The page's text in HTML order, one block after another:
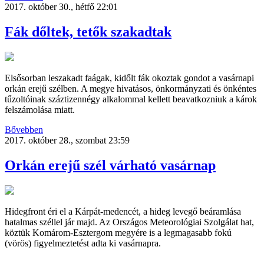
2017. október 30., hétfő 22:01
Fák dőltek, tetők szakadtak
Elsősorban leszakadt faágak, kidőlt fák okoztak gondot a vasárnapi
orkán erejű szélben. A megye hivatásos, önkormányzati és önkéntes
tűzoltóinak száztizennégy alkalommal kellett beavatkozniuk a károk
felszámolása miatt.
Bővebben
2017. október 28., szombat 23:59
Orkán erejű szél várható vasárnap
Hidegfront éri el a Kárpát-medencét, a hideg levegő beáramlása
hatalmas széllel jár majd. Az Országos Meteorológiai Szolgálat hat,
köztük Komárom-Esztergom megyére is a legmagasabb fokú
(vörös) figyelmeztetést adta ki vasárnapra.